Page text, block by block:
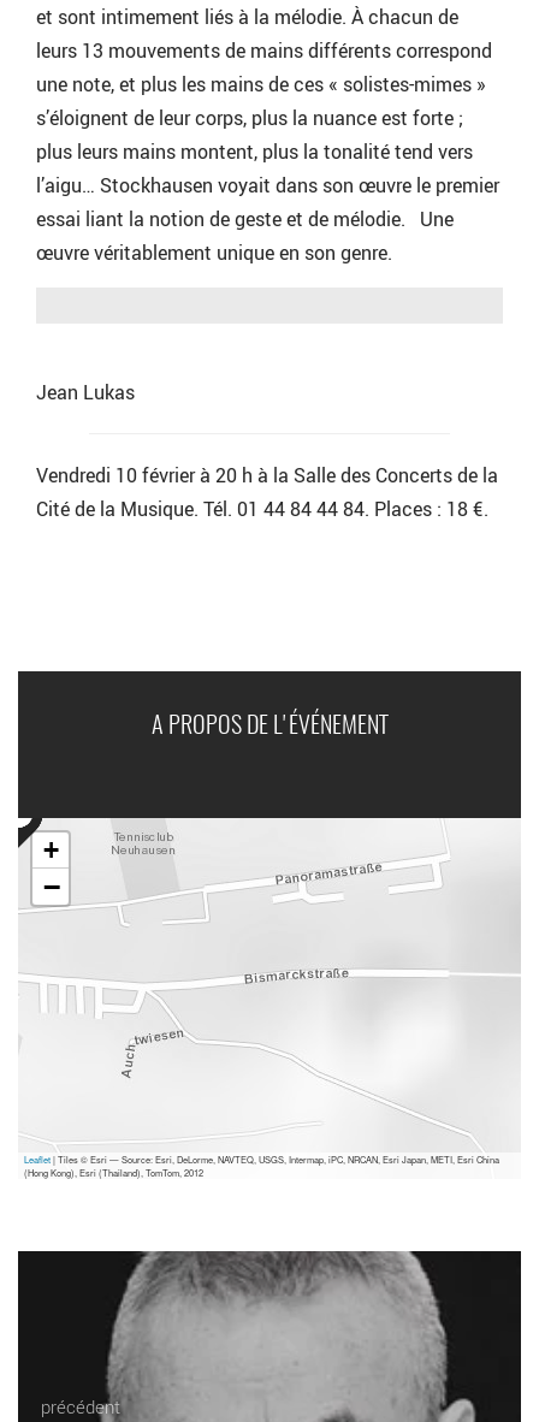
et sont intimement liés à la mélodie. À chacun de
leurs 13 mouvements de mains différents correspond
une note, et plus les mains de ces « solistes-mimes »
s’éloignent de leur corps, plus la nuance est forte ;
plus leurs mains montent, plus la tonalité tend vers
l’aigu… Stockhausen voyait dans son œuvre le premier
essai liant la notion de geste et de mélodie. Une
œuvre véritablement unique en son genre.
Jean Lukas
Vendredi 10 février à 20 h à la Salle des Concerts de la
Cité de la Musique. Tél. 01 44 84 44 84. Places : 18 €.
A PROPOS DE L'ÉVÉNEMENT
+
−
Leaflet| Tiles © Esri — Source: Esri, DeLorme, NAVTEQ, USGS, Intermap, iPC, NRCAN, Esri Japan, METI, Esri China
(Hong Kong), Esri (Thailand), TomTom, 2012
précédent